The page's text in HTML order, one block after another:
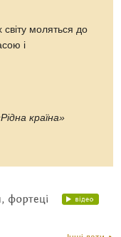
моляться до
і
країна»